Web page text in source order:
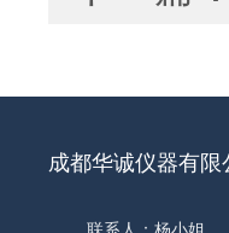
成都华诚仪器有限